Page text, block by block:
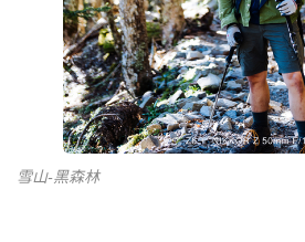
雪山-黑森林